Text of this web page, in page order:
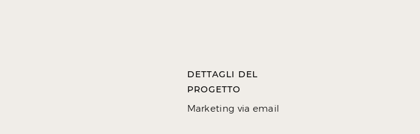
DETTAGLI DEL
PROGETTO
Marketing via email